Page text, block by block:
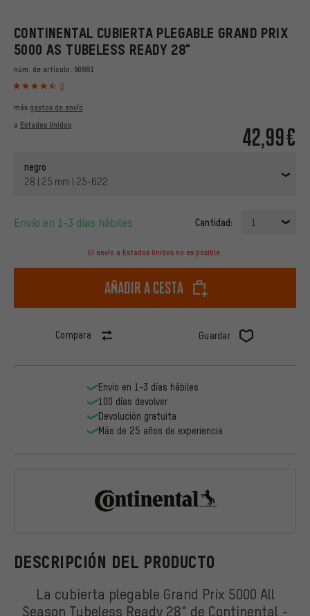
CONTINENTAL CUBIERTA PLEGABLE GRAND PRIX
5000 AS TUBELESS READY 28"
núm. de artículo: 90881
9
42,99€
más gastos de envío
a Estados Unidos
negro
28 | 25 mm | 25-622
Envío en 1-3 días hábiles Cantidad: 1
El envío a Estados Unidos no es posible.
Añadir a cesta
Compara Guardar
DESCRIPCIÓN DEL PRODUCTO
La cubierta plegable Grand Prix 5000 All
Season Tubeless Ready 28" de Continental -
Envío en 1-3 días hábiles
100 días devolver
Devolución gratuita
Más de 25 años de experiencia